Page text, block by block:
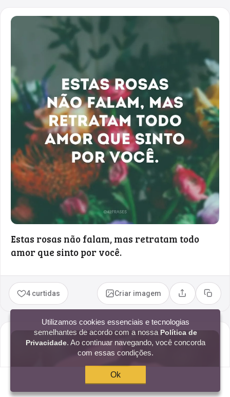
Estas rosas não falam, mas retratam todo
amor que sinto por você.
4 curtidas Criar imagem Compartilhar
Copiar
Utilizamos cookies essenciais e tecnologias
semelhantes de acordo com a nossa Política de
Privacidade. Ao continuar navegando, você concorda
com essas condições.
Ok